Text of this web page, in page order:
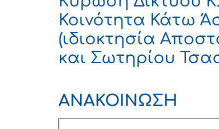
Κοινότητα Κάτω
(ιδιοκτησία
και Σωτηρίου
ΑΝΑΚΟΙΝΩΣΗ